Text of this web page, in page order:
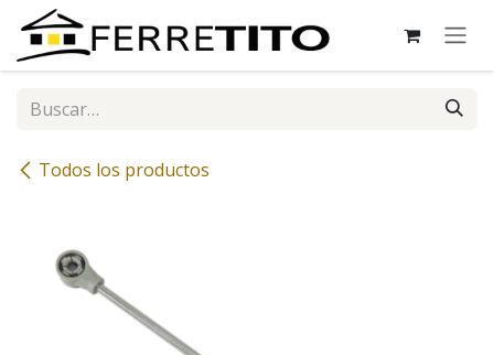
Ir al contenido
Todos los productos